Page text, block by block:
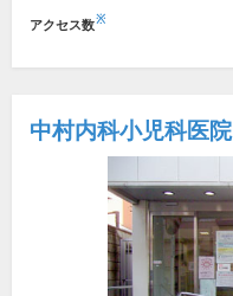
アクセス数※
中村内科小児科医院